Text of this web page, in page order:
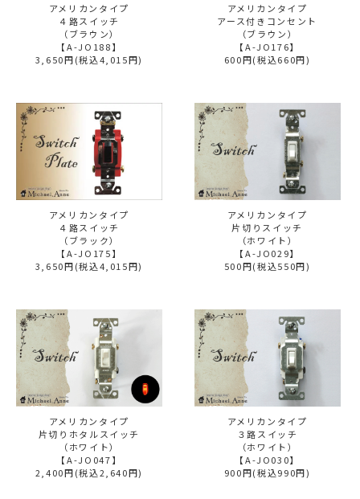
アメリカンタイプ
４路スイッチ
（ブラウン）
【A-JO188】
3,650円(税込4,015円)
アメリカンタイプ
アース付きコンセント
（ブラウン）
【A-JO176】
600円(税込660円)
アメリカンタイプ
４路スイッチ
（ブラック）
【A-JO175】
3,650円(税込4,015円)
アメリカンタイプ
片切りスイッチ
（ホワイト）
【A-JO029】
500円(税込550円)
アメリカンタイプ
片切りホタルスイッチ
（ホワイト）
【A-JO047】
2,400円(税込2,640円)
アメリカンタイプ
３路スイッチ
（ホワイト）
【A-JO030】
900円(税込990円)